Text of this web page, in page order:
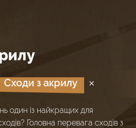
Сходи з акрилу
один із найкращих для
Головна перевага сходів з